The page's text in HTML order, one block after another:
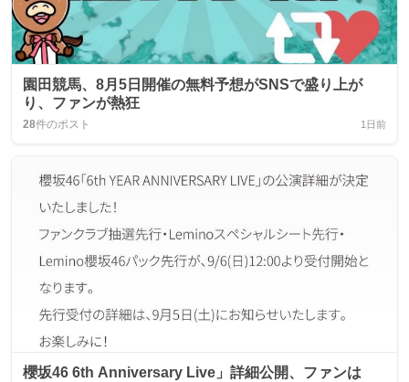
園田競馬、8月5日開催の無料予想がSNSで盛り上が
り、ファンが熱狂
28件のポスト 1日前
櫻坂46 6th Anniversary Live」詳細公開、ファンは